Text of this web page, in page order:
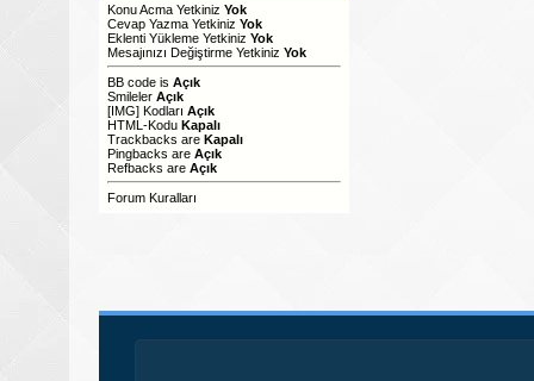
Konu Acma Yetkiniz Yok
Cevap Yazma Yetkiniz Yok
Eklenti Yükleme Yetkiniz Yok
Mesajınızı Değiştirme Yetkiniz Yok
BB code is Açık
Smileler Açık
[IMG] Kodları Açık
HTML-Kodu Kapalı
Trackbacks are Kapalı
Pingbacks are Açık
Refbacks are Açık
Forum Kuralları